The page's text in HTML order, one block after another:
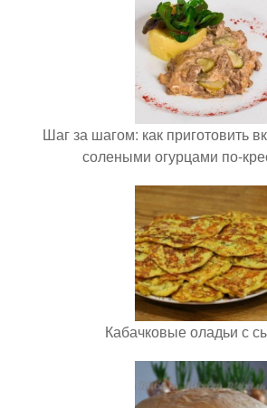
Шаг за шагом: как приготовить
солеными огурцами по-
Кабачковые оладьи с